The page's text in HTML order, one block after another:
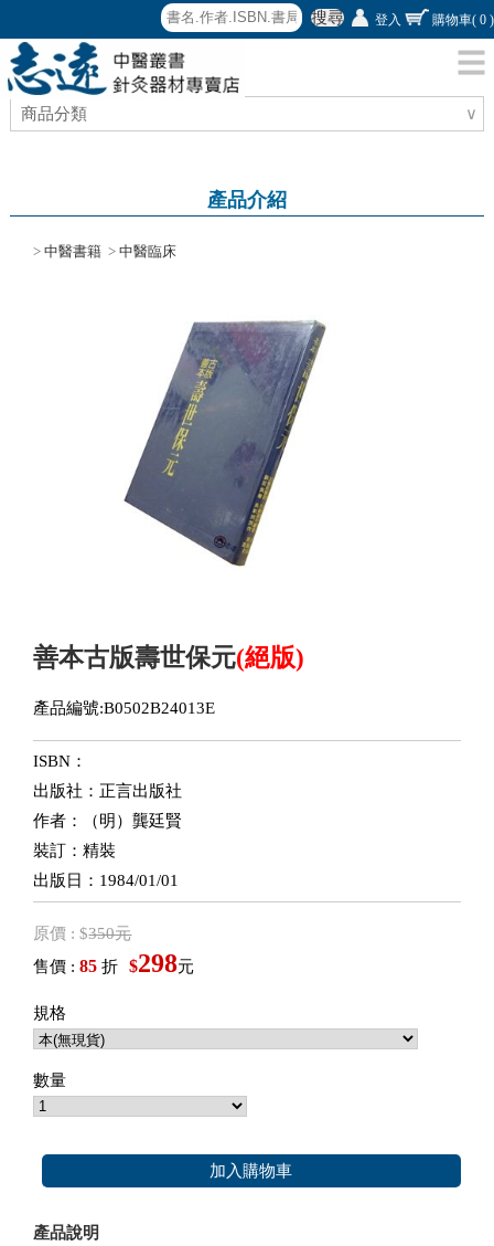
搜尋 登入 購物車( 0 )
商品分類 ∨
產品介紹
>中醫書籍 >中醫臨床
善本古版壽世保元(絕版)
產品編號:B0502B24013E
ISBN：
出版社：正言出版社
作者：（明）龔廷賢
裝訂：精裝
出版日：1984/01/01
原價 : $350元
售價 :85 折 $298元
規格
數量
加入購物車
產品說明